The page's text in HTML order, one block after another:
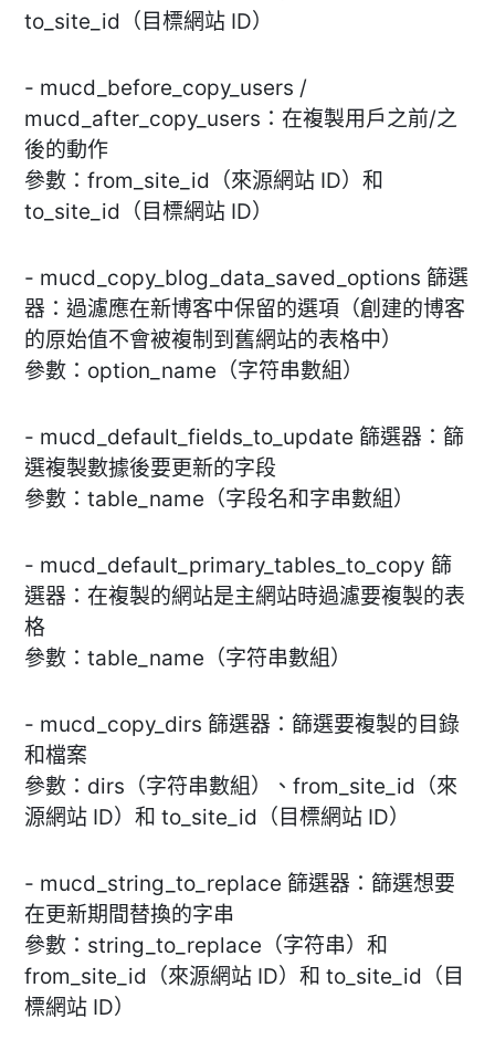
to_site_id（目標網站 ID）
- mucd_before_copy_users /
mucd_after_copy_users：在複製用戶之前/之
後的動作
參數：from_site_id（來源網站 ID）和
to_site_id（目標網站 ID）
- mucd_copy_blog_data_saved_options 篩選
器：過濾應在新博客中保留的選項（創建的博客
的原始值不會被複制到舊網站的表格中）
參數：option_name（字符串數組）
- mucd_default_fields_to_update 篩選器：篩
選複製數據後要更新的字段
參數：table_name（字段名和字串數組）
- mucd_default_primary_tables_to_copy 篩
選器：在複製的網站是主網站時過濾要複製的表
格
參數：table_name（字符串數組）
- mucd_copy_dirs 篩選器：篩選要複製的目錄
和檔案
參數：dirs（字符串數組）、from_site_id（來
源網站 ID）和 to_site_id（目標網站 ID）
- mucd_string_to_replace 篩選器：篩選想要
在更新期間替換的字串
參數：string_to_replace（字符串）和
from_site_id（來源網站 ID）和 to_site_id（目
標網站 ID）